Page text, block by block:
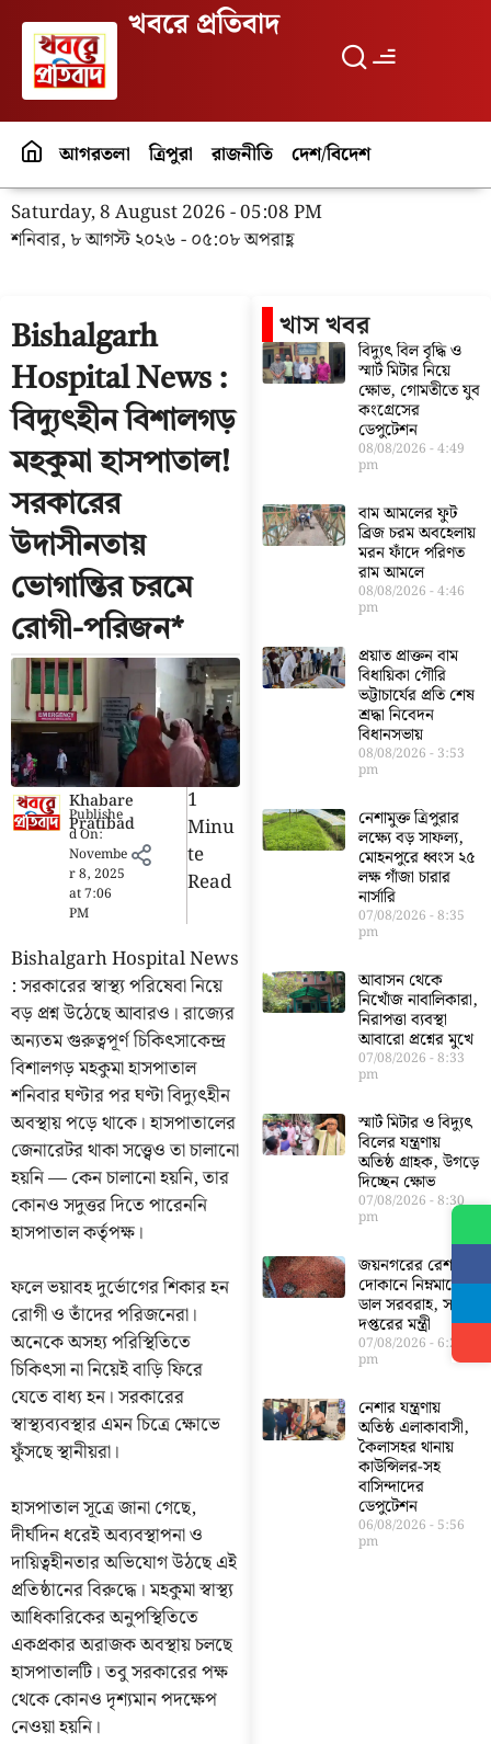
খবরে প্রতিবাদ
আগরতলা ত্রিপুরা রাজনীতি দেশ/বিদেশ
Saturday, 8 August 2026 - 05:08 PM
শনিবার, ৮ আগস্ট ২০২৬ - ০৫:০৮ অপরাহ্ণ
Bishalgarh
Hospital News :
বিদ্যুৎহীন বিশালগড়
মহকুমা হাসপাতাল!
সরকারের
উদাসীনতায়
ভোগান্তির চরমে
রোগী-পরিজন*
Khabare
Pratibad
Publishe
d On:
Novembe
r 8, 2025
at7:06
PM
1
Minu
Te
Read
Bishalgarh Hospital News
: সরকারের স্বাস্থ্য পরিষেবা নিয়ে
বড় প্রশ্ন উঠেছে আবারও। রাজ্যের
অন্যতম গুরুত্বপূর্ণ চিকিৎসাকেন্দ্র
বিশালগড় মহকুমা হাসপাতাল
শনিবার ঘণ্টার পর ঘণ্টা বিদ্যুৎহীন
অবস্থায় পড়ে থাকে। হাসপাতালের
জেনারেটর থাকা সত্ত্বেও তা চালানো
হয়নি — কেন চালানো হয়নি, তার
কোনও সদুত্তর দিতে পারেননি
হাসপাতাল কর্তৃপক্ষ।
ফলে ভয়াবহ দুর্ভোগের শিকার হন
রোগী ও তাঁদের পরিজনেরা।
অনেকে অসহ্য পরিস্থিতিতে
চিকিৎসা না নিয়েই বাড়ি ফিরে
যেতে বাধ্য হন। সরকারের
স্বাস্থ্যব্যবস্থার এমন চিত্রে ক্ষোভে
ফুঁসছে স্থানীয়রা।
হাসপাতাল সূত্রে জানা গেছে,
দীর্ঘদিন ধরেই অব্যবস্থাপনা ও
দায়িত্বহীনতার অভিযোগ উঠছে এই
প্রতিষ্ঠানের বিরুদ্ধে। মহকুমা স্বাস্থ্য
আধিকারিকের অনুপস্থিতিতে
একপ্রকার অরাজক অবস্থায় চলছে
হাসপাতালটি। তবু সরকারের পক্ষ
থেকে কোনও দৃশ্যমান পদক্ষেপ
নেওয়া হয়নি।
খাস খবর
বিদ্যুৎ বিল বৃদ্ধি ও
স্মার্ট মিটার নিয়ে
ক্ষোভ, গোমতীতে যুব
কংগ্রেসের
ডেপুটেশন
08/08/2026 4:49
pm
বাম আমলের ফুট
ব্রিজ চরম অবহেলায়
মরন ফাঁদে পরিণত
রাম আমলে
08/08/2026 4:46
pm
প্রয়াত প্রাক্তন বাম
বিধায়িকা গৌরি
ভট্টাচার্যের প্রতি শেষ
শ্রদ্ধা নিবেদন
বিধানসভায়
08/08/2026 3:53
pm
নেশামুক্ত ত্রিপুরার
লক্ষ্যে বড় সাফল্য,
মোহনপুরে ধ্বংস ২৫
লক্ষ গাঁজা চারার
নার্সারি
07/08/2026 8:35
pm
আবাসন থেকে
নিখোঁজ নাবালিকারা,
নিরাপত্তা ব্যবস্থা
আবারো প্রশ্নের মুখে
07/08/2026 8:33
pm
স্মার্ট মিটার ও বিদ্যুৎ
বিলের যন্ত্রণায়
অতিষ্ঠ গ্রাহক, উগড়ে
দিচ্ছেন ক্ষোভ
07/08/2026 8:30
pm
জয়নগরের রেশন
দোকানে নিম্নমানের
ডাল সরবরাহ, সরব
দপ্তরের মন্ত্রী
07/08/2026 6:23
pm
নেশার যন্ত্রণায়
অতিষ্ঠ এলাকাবাসী,
কৈলাসহর থানায়
কাউন্সিলর-সহ
বাসিন্দাদের
ডেপুটেশন
06/08/2026 5:56
pm